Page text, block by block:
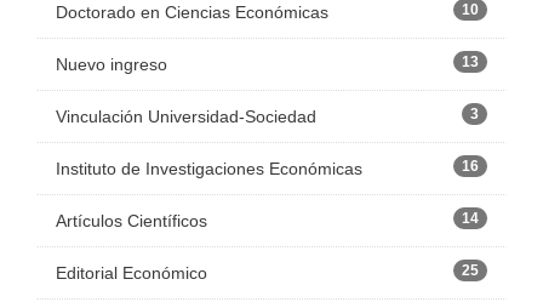
Doctorado en Ciencias Económicas 10
Nuevo ingreso 13
Vinculación Universidad-Sociedad 3
Instituto de Investigaciones Económicas 16
Artículos Científicos 14
Editorial Económico 25